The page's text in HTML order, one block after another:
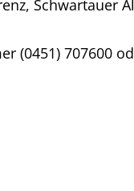
Schwartauer
(0451) 707600